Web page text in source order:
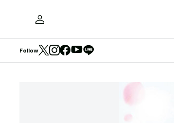
Follow